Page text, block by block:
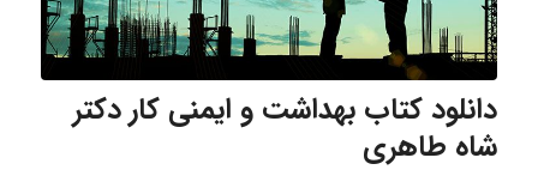
دانلود کتاب بهداشت و ایمنی کار دکتر
شاه طاهری